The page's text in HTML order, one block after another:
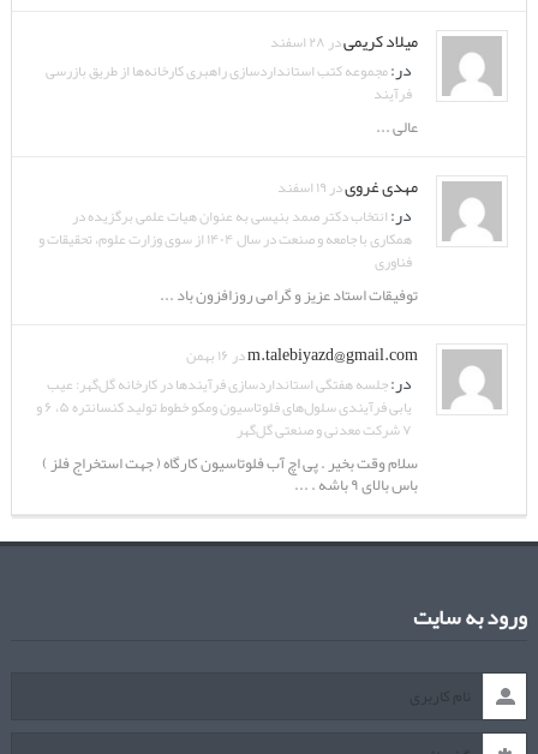
میلاد کریمیدر ۲۸ اسفند
در:مجموعه کتب استانداردسازی راهبری کارخانه‌ها از طریق بازرسی
فرآیند
عالی ...
مهدی غرویدر ۱۹ اسفند
در:انتخاب دکتر صمد بنیسی به عنوان هیات علمی برگزیده در
همکاری با جامعه و صنعت در سال ۱۴۰۴ از سوی وزارت علوم، تحقیقات و
فناوری
توفیقات استاد عزیز و گرامی روزافزون باد ...
m.talebiyazd@gmail.comدر ۱۶ بهمن
در:جلسه هفتگی استانداردسازی فرآیندها در کارخانه گل‌گهر: عیب
یابی فرآیندی سلول‌های فلوتاسیون ومکو خطوط تولید کنسانتره ۵، ۶ و
۷ شرکت معدنی و صنعتی گل‌گهر
سلام وقت بخیر . پی اچ آب فلوتاسیون کارگاه ( جهت استخراج فلز )
باس بالای ۹ باشه . ...
ورود به سایت